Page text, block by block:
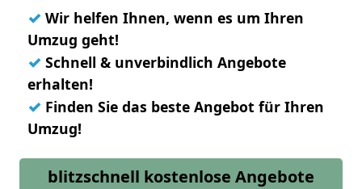
✓ Wir helfen Ihnen, wenn es um Ihren
Umzug geht!
✓ Schnell & unverbindlich Angebote
erhalten!
✓ Finden Sie das beste Angebot für Ihren
Umzug!
blitzschnell kostenlose Angebote